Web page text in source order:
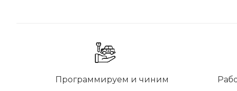
Программируем и чиним